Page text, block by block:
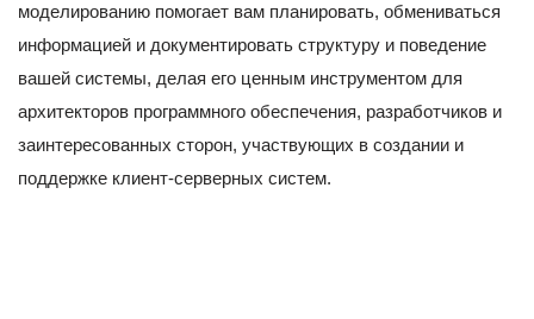
моделированию помогает вам планировать, обмениваться
информацией и документировать структуру и поведение
вашей системы, делая его ценным инструментом для
архитекторов программного обеспечения, разработчиков и
заинтересованных сторон, участвующих в создании и
поддержке клиент-серверных систем.